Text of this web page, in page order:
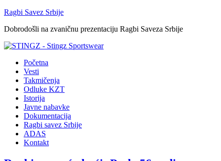
Ragbi Savez Srbije
Dobrodošli na zvaničnu prezentaciju Ragbi Saveza Srbije
Početna
Vesti
Takmičenja
Odluke KZT
Istorija
Javne nabavke
Dokumentacija
Ragbi savez Srbije
ADAS
Kontakt